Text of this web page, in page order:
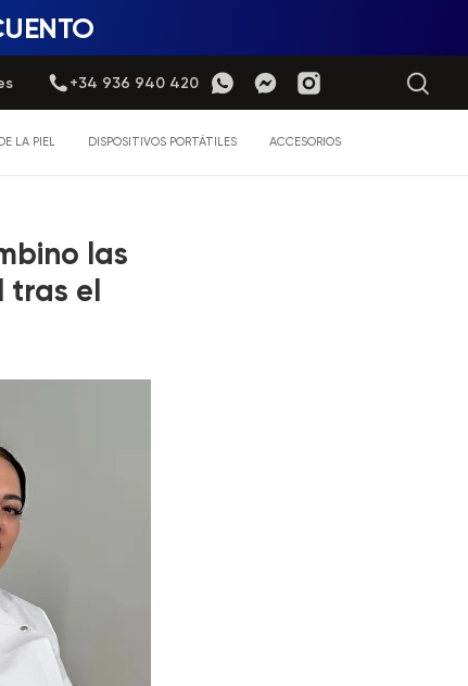
+34 936 940 420
LA PIEL DISPOSITIVOS PORTÁTILES ACCESORIOS
las
tras el